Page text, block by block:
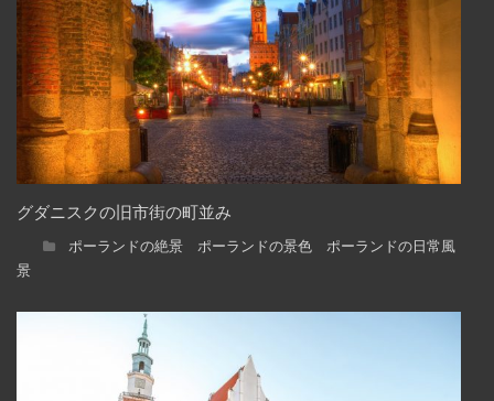
グダニスクの旧市街の町並み
ポーランドの絶景 ポーランドの景色 ポーランドの日常風
景